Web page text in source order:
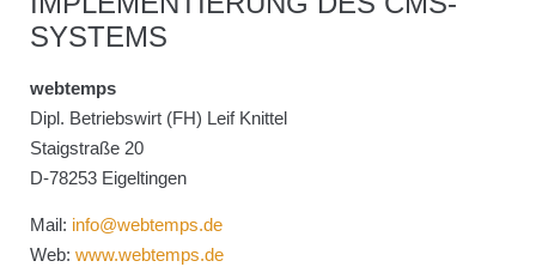
SYSTEMS
webtemps
Dipl. Betriebswirt (FH) Leif Knittel
Staigstraße 20
D-78253 Eigeltingen
Mail: info@webtemps.de
Web: www.webtemps.de